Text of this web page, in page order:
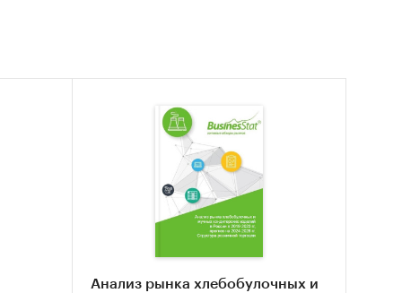
с
с
Анализ рынка хлебобулочных и